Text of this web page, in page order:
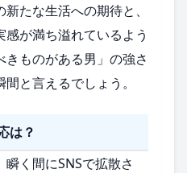
たな生活への期待と、
が満ち溢れているよう
ものがある男」の強さ
と言えるでしょう。
は？
く間にSNSで拡散さ